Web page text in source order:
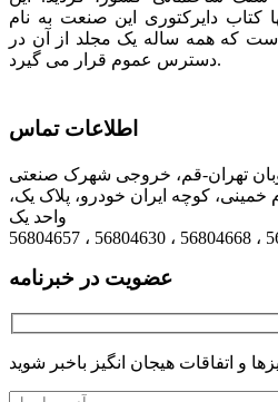
کتاب دایرکتوری این صنعت به نام
که همه ساله یک مجلد از آن در
دسترس عموم قرار می گیرد.
اطلاعات تماس
تهران، کیلومتر 45 اتوبان تهران-قم، خروجی شهرک صنعتی
خمینی، کوچه ایران خودرو، پلاک یک،
واحد یک
عضویت در خبرنامه